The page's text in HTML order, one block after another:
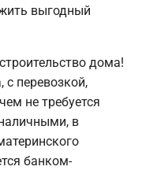
выгодный
дома!
перевозкой,
не требуется
в
банком-